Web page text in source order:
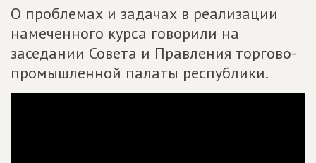
О проблемах и задачах в реализации
намеченного курса говорили на
заседании Совета и Правления торгово-
промышленной палаты республики.